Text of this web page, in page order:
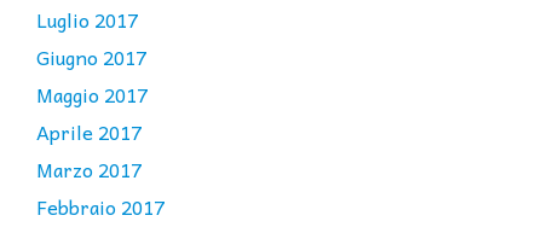
Luglio 2017
Giugno 2017
Maggio 2017
Aprile 2017
Marzo 2017
Febbraio 2017